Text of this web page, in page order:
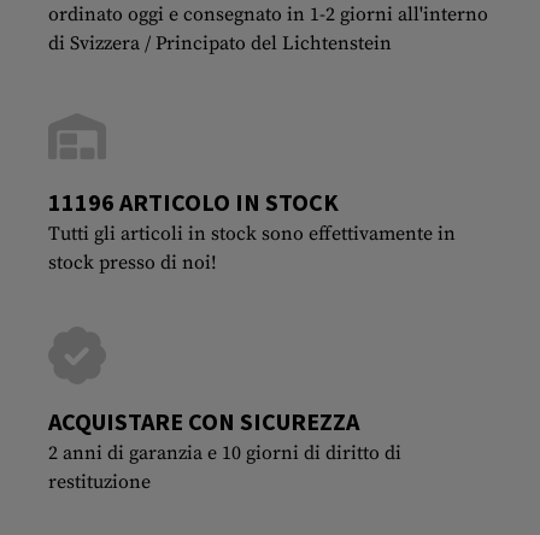
ordinato oggi e consegnato in 1-2 giorni all'interno
di Svizzera / Principato del Lichtenstein
11196 ARTICOLO IN STOCK
Tutti gli articoli in stock sono effettivamente in
stock presso di noi!
ACQUISTARE CON SICUREZZA
2 anni di garanzia e 10 giorni di diritto di
restituzione